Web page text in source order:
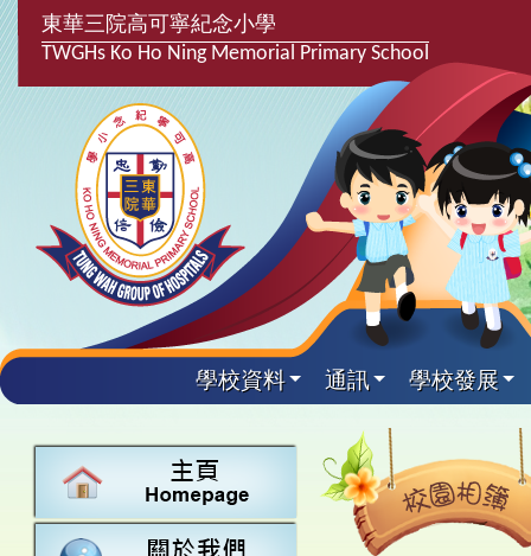
東華三院高可寧紀念小學
TWGHs Ko Ho Ning Memorial Primary School
學校資料 通訊 學校發展
關於
學校資料
校長的話
學校
最新消息
學校發
計劃,報告及
主要
中文
英文
學生
學生支援組
言語能力提
興趣及
課後興趣班
校隊活動
學生得
25-26得獎
24-25得獎
校園
校園相簿
校園電台
學校附
家長教師會
校友會